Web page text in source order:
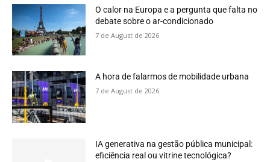
O calor na Europa e a pergunta que falta no
debate sobre o ar-condicionado
7 de August de 2026
A hora de falarmos de mobilidade urbana
7 de August de 2026
IA generativa na gestão pública municipal:
eficiência real ou vitrine tecnológica?